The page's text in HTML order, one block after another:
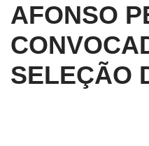
AFONSO
SELEÇÃO